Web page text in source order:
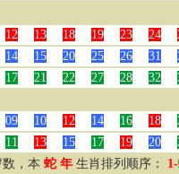
12 13 18 19 23 24
14 15 20 25 26 31
17 21 22 27 28 32
09 10 12 14 16 18
11 13 15 17 19 20
，本 蛇 年 生肖排列顺序：